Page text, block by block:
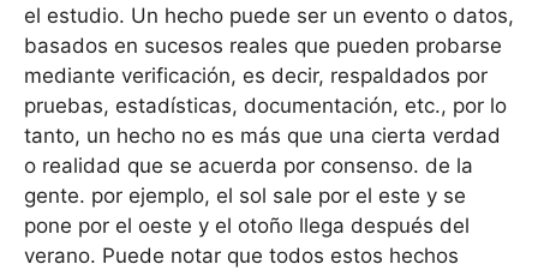
el estudio. Un hecho puede ser un evento o datos,
basados ​​en sucesos reales que pueden probarse
mediante verificación, es decir, respaldados por
pruebas, estadísticas, documentación, etc., por lo
tanto, un hecho no es más que una cierta verdad
o realidad que se acuerda por consenso. de la
gente. por ejemplo, el sol sale por el este y se
pone por el oeste y el otoño llega después del
verano. Puede notar que todos estos hechos